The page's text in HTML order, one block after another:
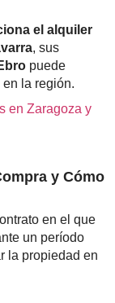
el alquiler
, sus
puede
la región.
en Zaragoza y
y Cómo
en el que
un período
la propiedad en